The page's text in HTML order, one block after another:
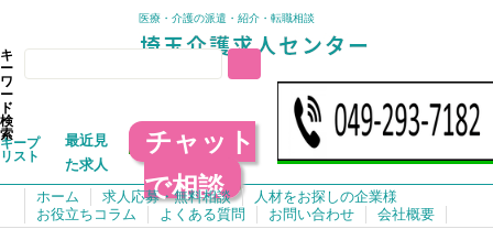
医療・介護の派遣・紹介・転職相談
キ
ー
ワ
ー
ド
検
索
キープ
リスト
最近見
た求人
チャット
で相談
ホーム 求人応募・無料相談
人材をお探しの企業様
お役立ちコラム
よくある質問 お問い合わせ 会社概要